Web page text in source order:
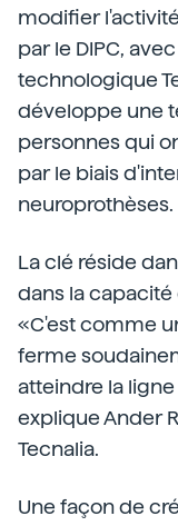
modifier
par le DIPC,
technologique
développe une
personnes qui
par le biais
neuroprothèses.
La clé réside
dans la capacité
«C'est comme
ferme
atteindre la
explique Ander
Tecnalia.
Une façon de